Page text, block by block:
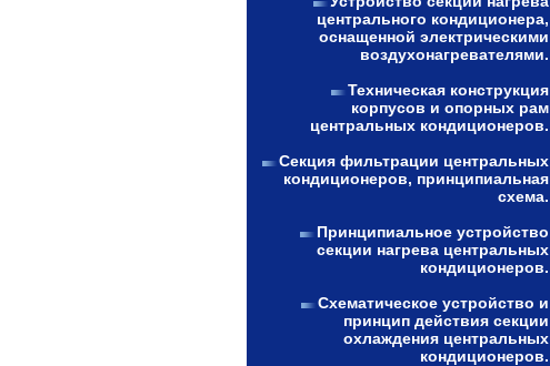
центрального кондиционера,
оснащенной электрическими
воздухонагревателями.
Техническая конструкция
корпусов и опорных рам
центральных кондиционеров.
Секция фильтрации центральных
кондиционеров, принципиальная
схема.
Принципиальное устройство
секции нагрева центральных
кондиционеров.
Схематическое устройство и
принцип действия секции
охлаждения центральных
кондиционеров.